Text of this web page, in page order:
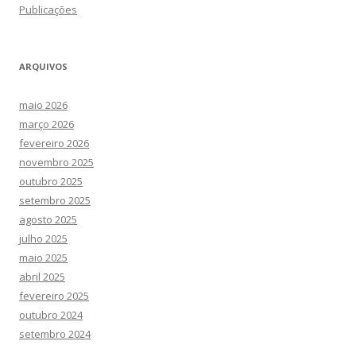
Publicações
ARQUIVOS
maio 2026
março 2026
fevereiro 2026
novembro 2025
outubro 2025
setembro 2025
agosto 2025
julho 2025
maio 2025
abril 2025
fevereiro 2025
outubro 2024
setembro 2024